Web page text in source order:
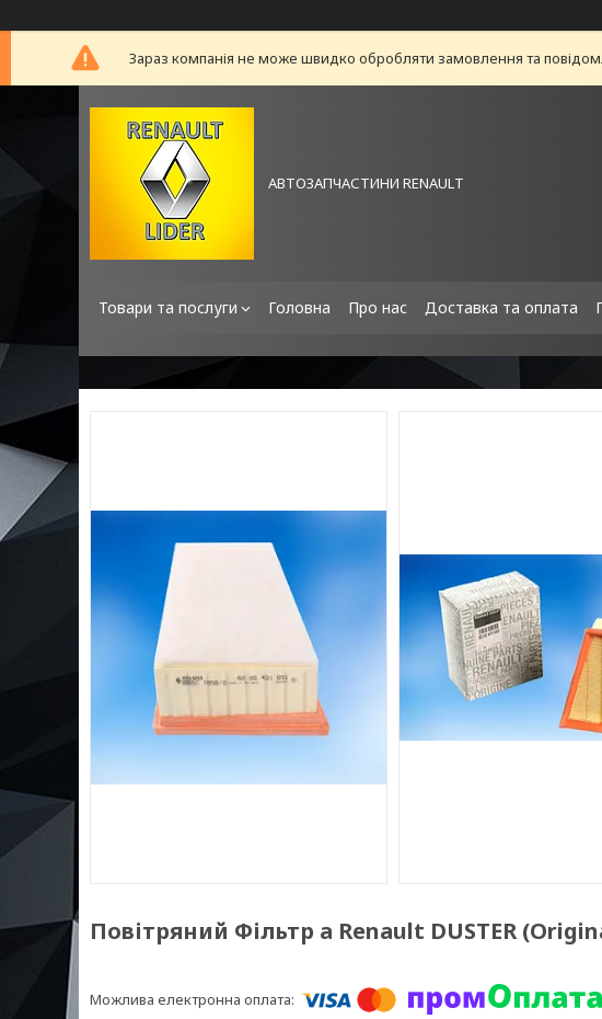
Зараз компанія не може швидко обробляти замовлення та
АВТОЗАПЧАСТИНИ RENAULT
Товари та послуги Головна Про нас Доставка та оплата
Повітряний Фільтр а Renault DUSTER